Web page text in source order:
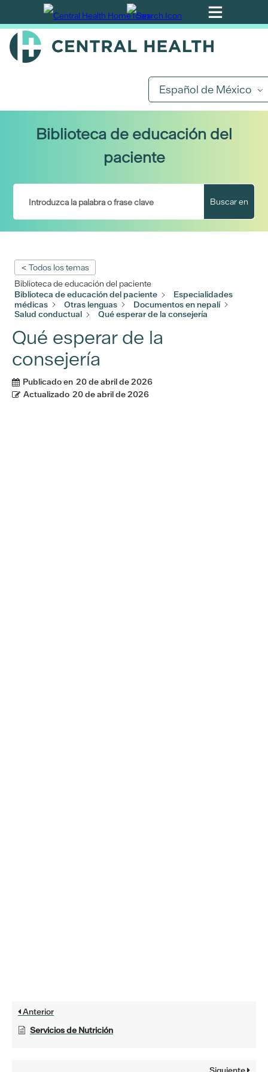
Ir
al
contenido
Español de México
Biblioteca de educación del
paciente
Buscar en
< Todos los temas
Biblioteca de educación del paciente
Biblioteca de educación del paciente
Especialidades
médicas
Otras lenguas
Documentos en nepalí
Salud conductual
Qué esperar de la consejería
Qué esperar de la
consejería
Publicado en 20 de abril de 2026
Actualizado 20 de abril de 2026
Anterior
Servicios de Nutrición